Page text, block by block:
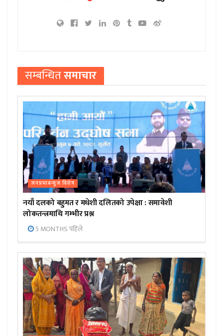
सम्बन्धितसमाचार
जनप्रभाबन्युज विशेष
नयाँ दलको बहुमत र मधेशी दलितको उपेक्षा : समावेशी
लोकतन्त्रमाथि गम्भीर प्रश्न
5 MONTHS पहिले